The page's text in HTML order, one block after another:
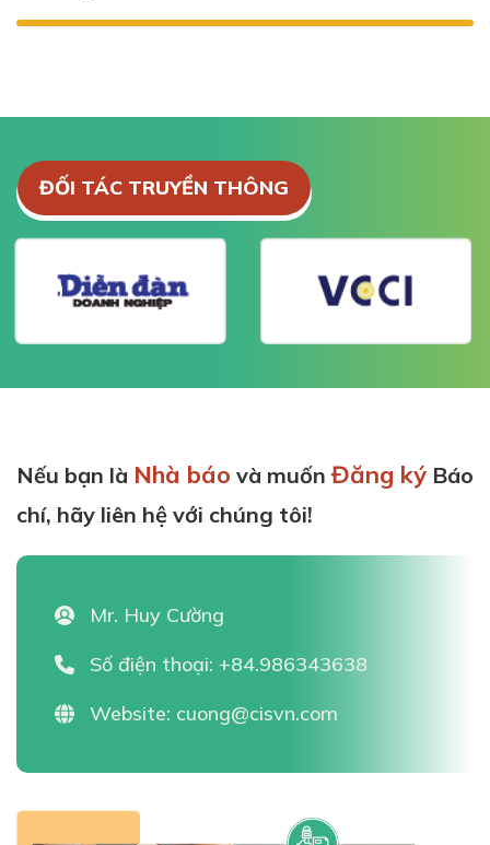
ĐỐI TÁC TRUYỀN THÔNG
Nếu bạn là Nhà báo và muốnĐăng ký Báo
chí, hãy liên hệ với chúng tôi!
Mr. Huy Cường
Số điện thoại: +84.986343638
Website: cuong@cisvn.com